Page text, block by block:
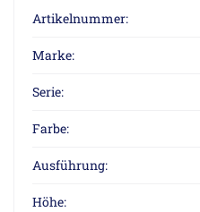
Artikelnummer:
Marke:
Serie:
Farbe:
Ausführung:
Höhe: